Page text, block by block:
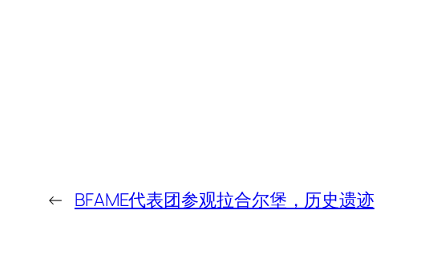
← BFAME代表团参观拉合尔堡，历史遗迹